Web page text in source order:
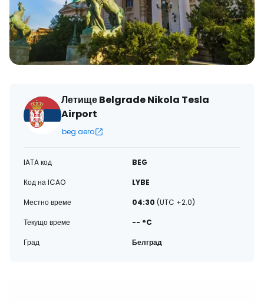
Летище Belgrade Nikola Tesla
Airport
beg.aero
IATA код
BEG
Код на ICAO
LYBE
Местно време
04:30 (UTC +2.0)
Текущо време
-- °C
Град
Белград